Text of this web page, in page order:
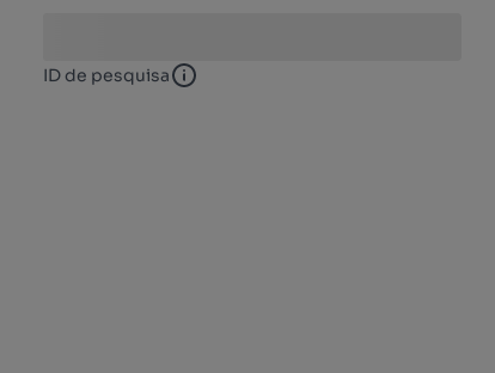
ID de pesquisa ID de pesquisa